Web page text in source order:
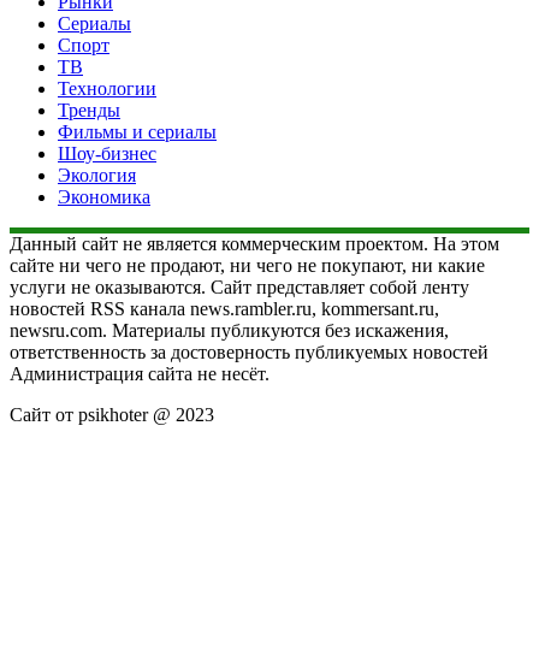
Сериалы
Спорт
ТВ
Технологии
Тренды
Фильмы и сериалы
Шоу-бизнес
Экология
Экономика
Данный сайт не является коммерческим проектом. На этом
сайте ни чего не продают, ни чего не покупают, ни какие
услуги не оказываются. Сайт представляет собой ленту
новостей RSS канала news.rambler.ru, kommersant.ru,
newsru.com. Материалы публикуются без искажения,
ответственность за достоверность публикуемых новостей
Администрация сайта не несёт.
Сайт от psikhoter @ 2023